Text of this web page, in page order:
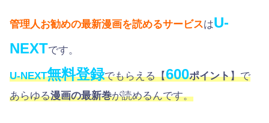
管理人お勧めの最新漫画を読めるサービスはU-
NEXTです。
U-NEXT無料登録でもらえる【600ポイント】で
あらゆる漫画の最新巻が読めるんです。